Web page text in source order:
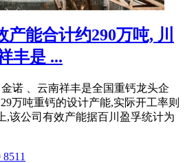
产能合计约290万吨, 川
丰是 ...
诺 、云南祥丰是全国重钙龙头企
万吨重钙的设计产能,实际开工率则
,该公司有效产能据百川盈孚统计为